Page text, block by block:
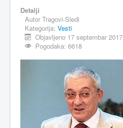
MAGAZIN
FELJTON
SPORT
PISMA ČITALACA
Detalji
Autor Tragovi-Sledi
Kategorija: Vesti
Objavljeno 17 septembar 2017
Pogodaka: 6618